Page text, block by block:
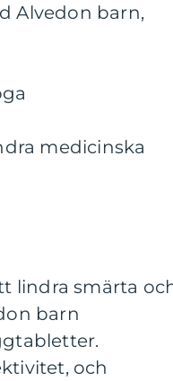
Alvedon barn,
medicinska
lindra smärta
barn
och